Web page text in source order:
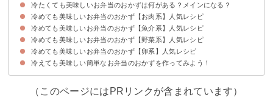
冷たくても美味しいお弁当のおかずは何がある？メインになる？
冷めても美味しいお弁当のおかず【お肉系】人気レシピ
①彼氏も喜ぶ鶏のから揚げ【30分】
②鶏胸肉のケチャップ炒め【25分】
③鶏手羽焼き【20分】
④野菜の肉巻き【20分】
⑤カレーピカタ【15分】
⑥作り置きもできる豚肉の生姜焼き【10分】
⑦牛肉のしぐれ煮【15分】
⑧鶏つくね【20分】
⑨鶏肉の黒酢炒め
冷めても美味しいお弁当のおかず【魚介系】人気レシピ
①タラの照り焼き【25分】
②鮭のみりん漬け【15分】
③鰆の幽庵焼き【25分】
④エビとはんぺんのつくね【25分】
⑤カジキのカレー風味【15分】
⑥ホタテの照り焼き【20分】
冷めても美味しいお弁当のおかず【野菜系】人気レシピ
①甘辛椎茸炒め【20分】
②バター風味のさつまいも【25分】
③れんこんのきんぴら【20分】
④簡単なほうれん草のお浸し【15分】
⑤作り置きできるパプリカの炒め物【15分】
⑥人参しりしり【20分】
⑦なすの生姜焼き【20分】
冷めても美味しいお弁当のおかず【卵系】人気レシピ
①卵焼き【5分】
②ミニオムレツ【30分】
③メインのおかずになる卵の肉巻き【25分】
冷えても美味しい簡単なお弁当のおかずを作ってみよう！
（このページにはPRリンクが含まれています）